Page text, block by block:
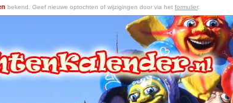
bekend. Geef nieuwe optochten of wijzigingen door via het formulier.